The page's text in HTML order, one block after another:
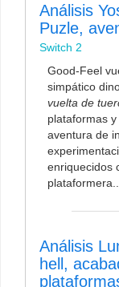
Análisis
Puzle,
Switch 2
Good-Feel
simpático
vuelta de
plataformas
aventura de
enriquecidos
plataformera...
Análisis
hell,